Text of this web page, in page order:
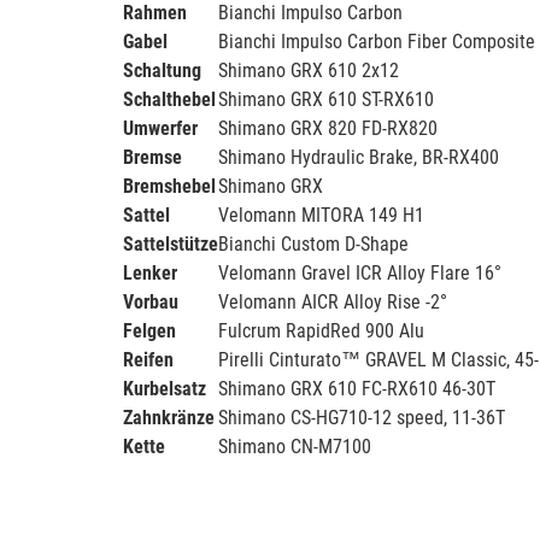
Rahmen
Bianchi Impulso Carbon
Gabel
Bianchi Impulso Carbon Fiber Composite
Schaltung
Shimano GRX 610 2x12
SchalthebelShimano GRX 610 ST-RX610
Umwerfer
Shimano GRX 820 FD-RX820
Bremse
Shimano Hydraulic Brake, BR-RX400
BremshebelShimano GRX
Sattel
Velomann MITORA 149 H1
SattelstützeBianchi Custom D-Shape
Lenker
Velomann Gravel ICR Alloy Flare 16°
Vorbau
Velomann AICR Alloy Rise -2°
Felgen
Fulcrum RapidRed 900 Alu
Reifen
Pirelli Cinturato™ GRAVEL M Classic,
Kurbelsatz Shimano GRX 610 FC-RX610 46-30T
ZahnkränzeShimano CS-HG710-12 speed, 11-36T
Kette
Shimano CN-M7100